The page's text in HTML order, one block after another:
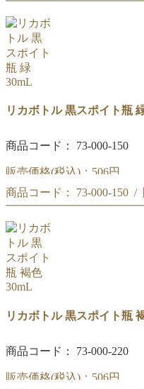
黒スポイト瓶 青 30mL
リカボトル 黒スポイト瓶
商品コード： 73-000-150
販売価格(税込)： 506円
黒スポイト瓶 緑 30mL
商品コード： 73-000-150 /
黒スポイト瓶 緑 30mL
リカボトル 黒スポイト瓶
商品コード： 73-000-220
販売価格(税込)： 506円